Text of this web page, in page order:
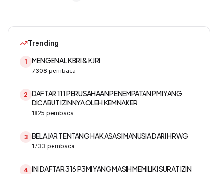
Trending
1 MENGENAL KBRI & KJRI
7308 pembaca
2 DAFTAR 111 PERUSAHAAN PENEMPATAN PMI YANG
DICABUT IZINNYA OLEH KEMNAKER
1825 pembaca
3 BELAJAR TENTANG HAK ASASI MANUSIA DARI HRWG
1733 pembaca
4 INI DAFTAR 316 P3MI YANG MASIH MEMILIKI SURAT IZIN